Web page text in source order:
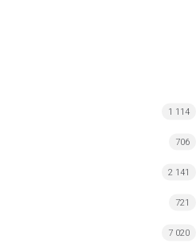
1 114
706
2 141
721
7 020